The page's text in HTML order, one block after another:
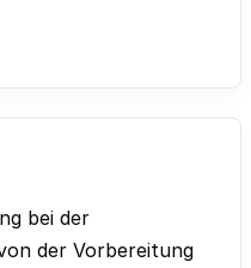
bei der
der Vorbereitung